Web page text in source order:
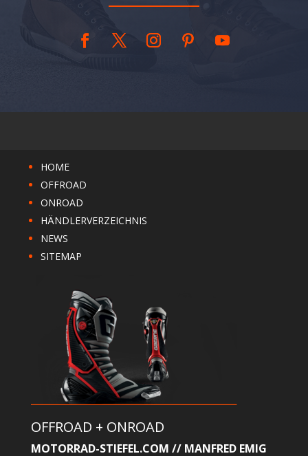
HOME
OFFROAD
ONROAD
HÄNDLERVERZEICHNIS
NEWS
SITEMAP
OFFROAD + ONROAD
MOTORRAD-STIEFEL.COM // MANFRED EMIG